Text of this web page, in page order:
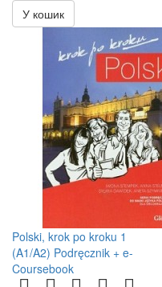
У кошик
Polski, krok po kroku 1
(A1/A2) Podręcznik + e-
Coursebook